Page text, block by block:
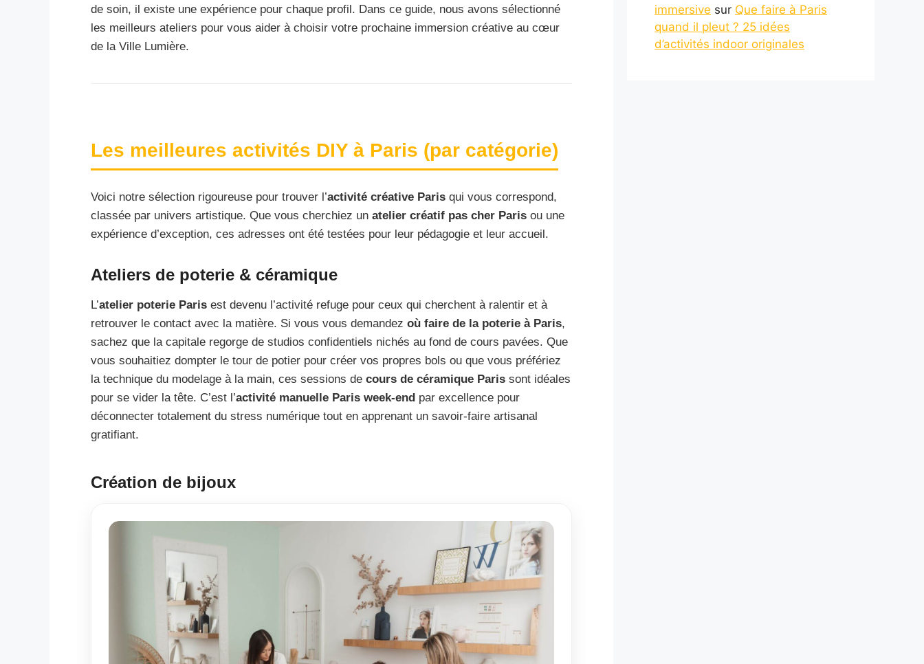
de soin, il existe une expérience pour chaque profil. Dans ce guide, nous avons sélectionné
les meilleurs ateliers pour vous aider à choisir votre prochaine immersion créative au cœur
de la Ville Lumière.
Les meilleures activités DIY à Paris (par catégorie)
Voici notre sélection rigoureuse pour trouver l’activité créative Paris qui vous correspond,
classée par univers artistique. Que vous cherchiez un atelier créatif pas cher Paris ou une
expérience d’exception, ces adresses ont été testées pour leur pédagogie et leur accueil.
Ateliers de poterie & céramique
L’atelier poterie Paris est devenu l’activité refuge pour ceux qui cherchent à ralentir et à
retrouver le contact avec la matière. Si vous vous demandez où faire de la poterie à Paris,
sachez que la capitale regorge de studios confidentiels nichés au fond de cours pavées. Que
vous souhaitiez dompter le tour de potier pour créer vos propres bols ou que vous préfériez
la technique du modelage à la main, ces sessions de cours de céramique Paris sont idéales
pour se vider la tête. C’est l’activité manuelle Paris week-end par excellence pour
déconnecter totalement du stress numérique tout en apprenant un savoir-faire artisanal
gratifiant.
Création de bijoux
immersive sur Que faire à Paris
quand il pleut ? 25 idées
d’activités indoor originales